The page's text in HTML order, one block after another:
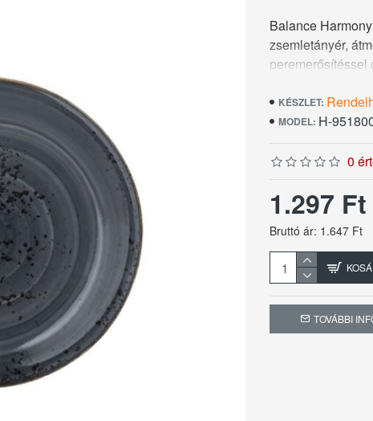
Balance
zsemletányér,
Ezek a kedvező
KÉSZLET:
MODEL: H-
0
1.297 Ft
Bruttó ár: 1.647 Ft
TOVÁBBI